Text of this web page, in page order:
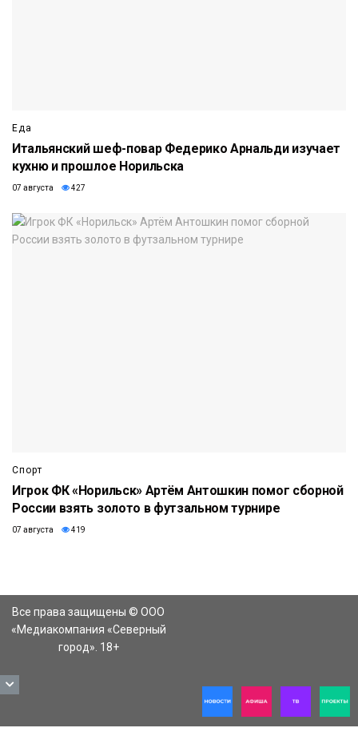
Еда
Итальянский шеф-повар Федерико Арнальди изучает
кухню и прошлое Норильска
07 августа 427
Спорт
Игрок ФК «Норильск» Артём Антошкин помог сборной
России взять золото в футзальном турнире
07 августа 419
Все права защищены © ООО
«Медиакомпания «Северный
город». 18+